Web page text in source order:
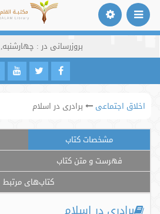
بروزرسانی در : چهارشنبه, 07 آبان 1399
اخلاق اجتماعی برادری در اسلام
مشخصات کتاب
فهرست و متن کتاب
کتاب‌های مرتبط